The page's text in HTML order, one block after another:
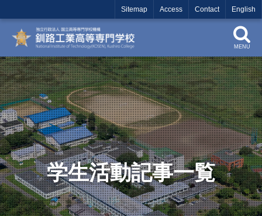
Sitemap Access Contact English
MENU
学生活動記事一覧